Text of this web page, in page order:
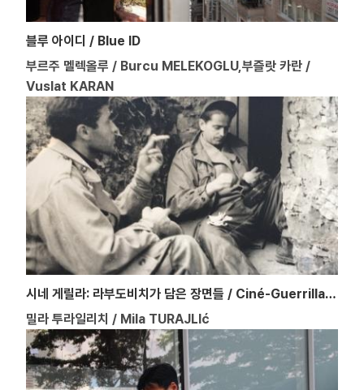
블루 아이디 / Blue ID
부르주 멜렉올루 / Burcu MELEKOGLU,부즐랏 카란 /
Vuslat KARAN
시네 게릴라: 라부도비치가 담은 장면들 / Ciné-Guerrillas: Scenes from the Labudović Reels
밀라 투라일리치 / Mila TURAJLIć